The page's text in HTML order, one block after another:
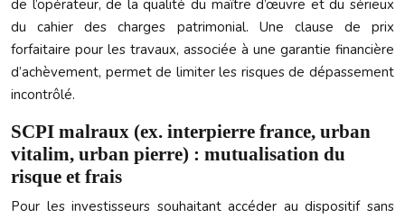
de l’opérateur, de la qualité du maître d’œuvre et du sérieux
du cahier des charges patrimonial. Une clause de prix
forfaitaire pour les travaux, associée à une garantie financière
d’achèvement, permet de limiter les risques de dépassement
incontrôlé.
SCPI malraux (ex. interpierre france, urban
vitalim, urban pierre) : mutualisation du
risque et frais
Pour les investisseurs souhaitant accéder au dispositif sans